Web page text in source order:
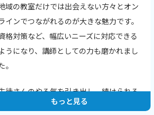
りたかった！」と言われ
教えることで自分も成長
の喜びです。
域の教室だけでは出会えない方々とオン
インでつながれるのが大きな魅力です。
格対策など、幅広いニーズに対応できる
うになり、講師としての力も磨かれまし
。
徒さんのやる気を引き出し、続けられる
レッスンを心がけています。
もっと見る